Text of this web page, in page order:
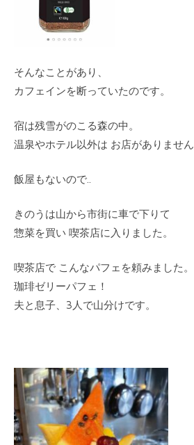
そんなことがあり、
カフェインを断っていたのです。
宿は残雪がのこる森の中。
温泉やホテル以外は お店がありません
飯屋もないので..
きのうは山から市街に車で下りて
惣菜を買い 喫茶店に入りました。
喫茶店で こんなパフェを頼みました。
珈琲ゼリーパフェ！
夫と息子、3人で山分けです。